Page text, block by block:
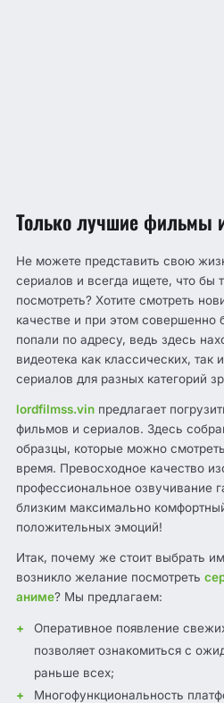
Только лучшие фильмы
Не можете представить свою
сериалов и всегда ищете, что бы
посмотреть? Хотите смотреть
качестве и при этом совершенно
попали по адресу, ведь здесь
видеотека как классических,
сериалов для разных категорий
lordfilmss.vin предлагает
фильмов и сериалов. Здесь
образцы, которые можно
время. Превосходное качество
профессиональное озвучивание
близким максимально
положительных эмоций!
Итак, почему же стоит выбрать
возникло желание посмотреть
аниме? Мы предлагаем:
Оперативное появление
позволяет ознакомиться с
раньше всех;
Многофункциональность